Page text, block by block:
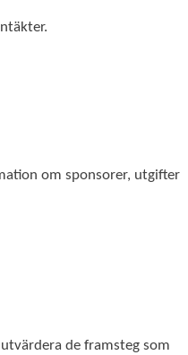
om sponsorer, utgifter
de framsteg som